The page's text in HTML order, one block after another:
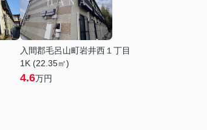
入間郡毛呂山町岩井西１丁目
1K (22.35㎡)
4.6万円